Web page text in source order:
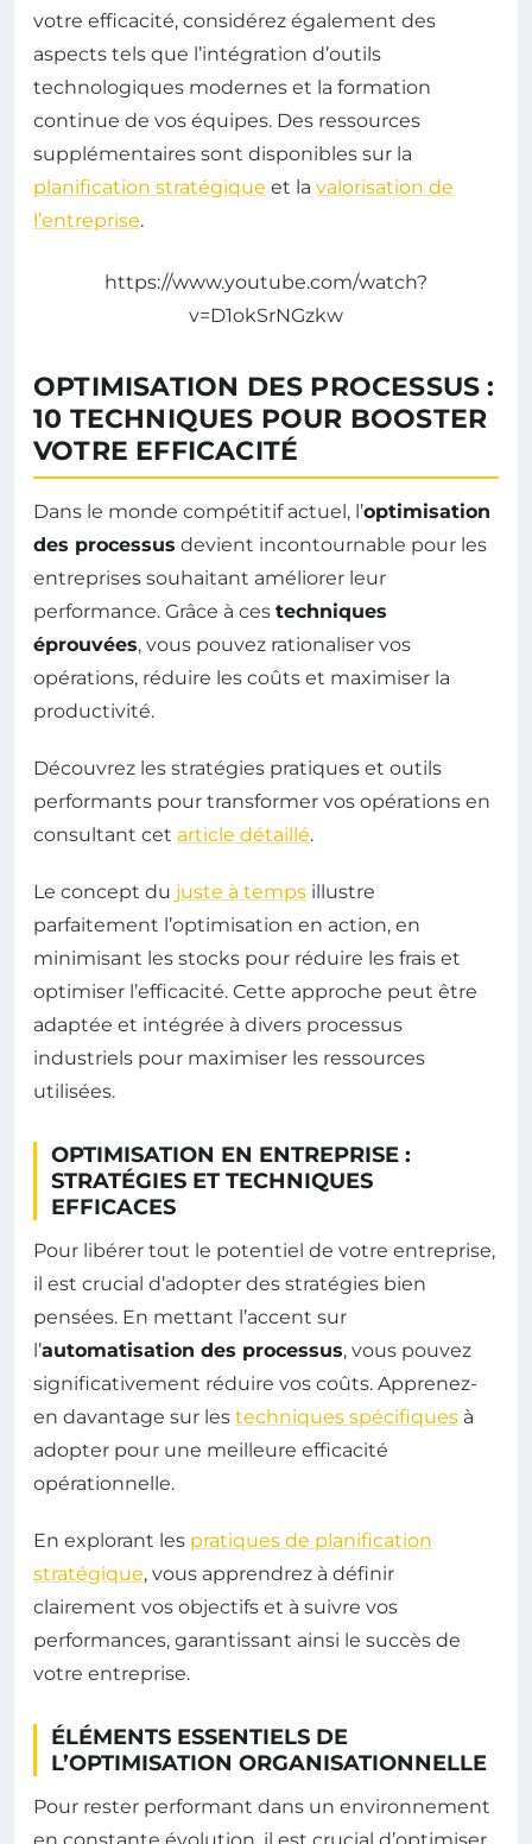
votre efficacité, considérez également des
aspects tels que l’intégration d’outils
technologiques modernes et la formation
continue de vos équipes. Des ressources
supplémentaires sont disponibles sur la
planification stratégique et la valorisation de
l’entreprise.
https://www.youtube.com/watch?
v=D1okSrNGzkw
OPTIMISATION DES PROCESSUS :
10 TECHNIQUES POUR BOOSTER
VOTRE EFFICACITÉ
Dans le monde compétitif actuel, l’optimisation
des processus devient incontournable pour les
entreprises souhaitant améliorer leur
performance. Grâce à ces techniques
éprouvées, vous pouvez rationaliser vos
opérations, réduire les coûts et maximiser la
productivité.
Découvrez les stratégies pratiques et outils
performants pour transformer vos opérations en
consultant cet article détaillé.
Le concept du juste à temps illustre
parfaitement l’optimisation en action, en
minimisant les stocks pour réduire les frais et
optimiser l’efficacité. Cette approche peut être
adaptée et intégrée à divers processus
industriels pour maximiser les ressources
utilisées.
OPTIMISATION EN ENTREPRISE :
STRATÉGIES ET TECHNIQUES
EFFICACES
Pour libérer tout le potentiel de votre entreprise,
il est crucial d’adopter des stratégies bien
pensées. En mettant l’accent sur
l’automatisation des processus, vous pouvez
significativement réduire vos coûts. Apprenez-
en davantage sur les techniques spécifiques à
adopter pour une meilleure efficacité
opérationnelle.
En explorant les pratiques de planification
stratégique, vous apprendrez à définir
clairement vos objectifs et à suivre vos
performances, garantissant ainsi le succès de
votre entreprise.
ÉLÉMENTS ESSENTIELS DE
L’OPTIMISATION ORGANISATIONNELLE
Pour rester performant dans un environnement
en constante évolution, il est crucial d’optimiser